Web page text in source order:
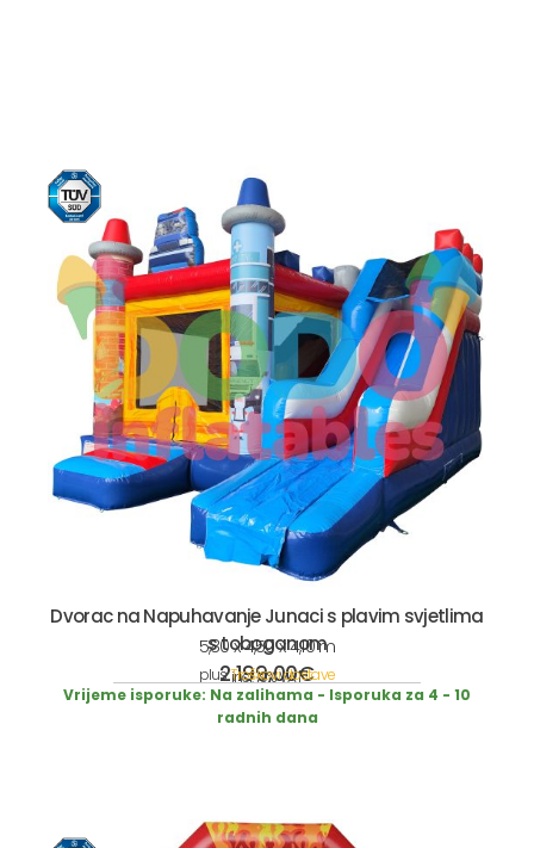
Dvorac na Napuhavanje Junaci s plavim svjetlima
s toboganom
5,80 x 4,50 x 4,10 m
2.199,00€
incl. 19% VAT
plusTroškovi dostave
Vrijeme isporuke: Na zalihama - Isporuka za 4 - 10
radnih dana